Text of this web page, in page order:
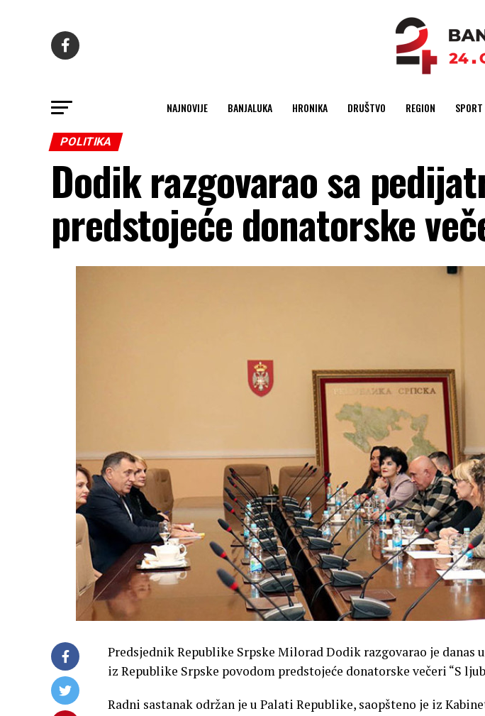
NAJNOVIJE BANJALUKA HRONIKA DRUŠTVO REGION SPORT
POLITIKA
Dodik razgovarao sa
predstojeće donatorske
Predsjednik Republike Srpske Milorad Dodik razgovarao je danas
iz Republike Srpske povodom predstojeće donatorske večeri “S
Radni sastanak održan je u Palati Republike, saopšteno je iz